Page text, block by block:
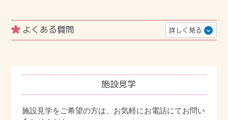
連絡先
電話 0265-98-6007
ＦＡＸ 0265-98-6008
長期入所者 29名 短期入所者 11名 合計 40名
面会時間
要介護度3 以上の方のうち、常時介護を受けることが必
ス計画を作成し、快適な生活をご提案いたします。
要支援1～2、要介護度1～5 の方に限ります。 短期的に自
よくある質問 詳しく見る
みのりの杜に入居するには、入居資格があ
るのでしょうか？
のため、入居資格が定められております。
施設見学
施設見学をご希望の方は、お気軽にお電話にてお問い